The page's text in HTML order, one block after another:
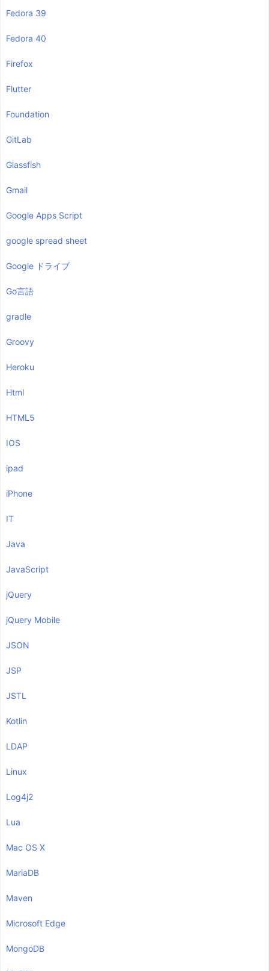
Fedora 39
Fedora 40
Firefox
Flutter
Foundation
GitLab
Glassfish
Gmail
Google Apps Script
google spread sheet
Google ドライブ
Go言語
gradle
Groovy
Heroku
Html
HTML5
IOS
ipad
iPhone
IT
Java
JavaScript
jQuery
jQuery Mobile
JSON
JSP
JSTL
Kotlin
LDAP
Linux
Log4j2
Lua
Mac OS X
MariaDB
Maven
Microsoft Edge
MongoDB